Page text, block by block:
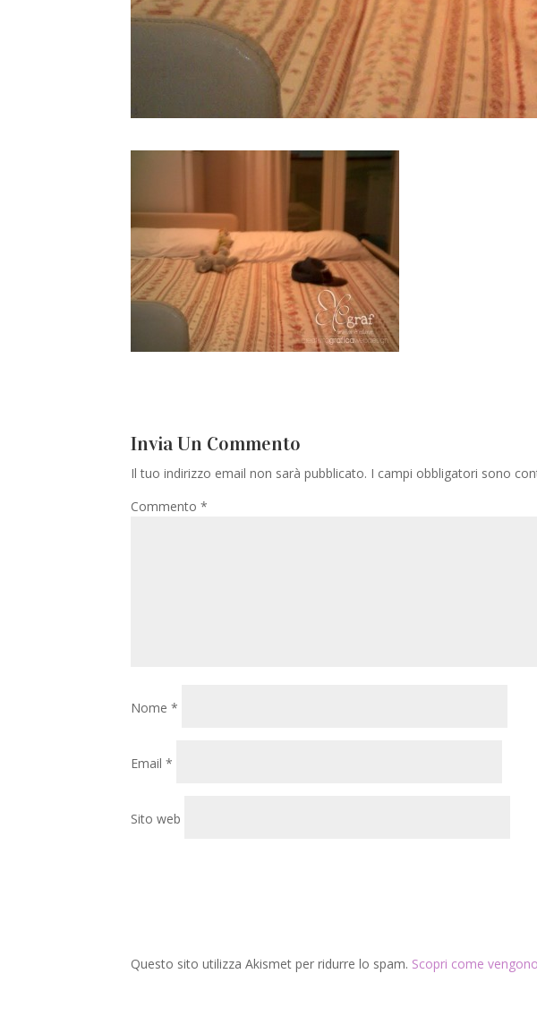
Invia Un Commento
Il tuo indirizzo email non sarà pubblicato. I campi obbligatori sono
Commento *
Nome *
Email *
Sito web
Questo sito utilizza Akismet per ridurre lo spam. Scopri come